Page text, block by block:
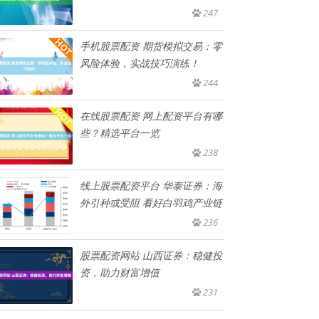
247
手机股票配资 期货模拟交易：零
风险体验，实战技巧演练！
244
在线股票配资 网上配资平台有哪
些？精选平台一览
238
线上股票配资平台 华泰证券：海
外引种或受阻 看好白羽鸡产业链
236
股票配资网站 山西证券：稳健投
资，助力财富增值
231